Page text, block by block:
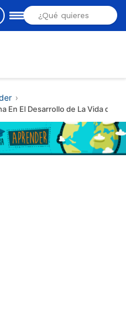
En El Desarrollo de La Vida de